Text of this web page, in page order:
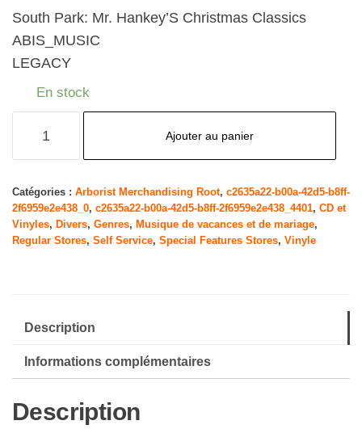
South Park: Mr. Hankey’S Christmas Classics
ABIS_MUSIC
LEGACY
En stock
Park:
Mr.
Hankey'S
Ajouter au panier
Catégories : Arborist Merchandising Root, c2635a22-b00a-42d5-b8ff-
2f6959e2e438_0, c2635a22-b00a-42d5-b8ff-2f6959e2e438_4401, CD et
Vinyles, Divers, Genres, Musique de vacances et de mariage,
Regular Stores, Self Service, Special Features Stores, Vinyle
Description
Informations complémentaires
Description